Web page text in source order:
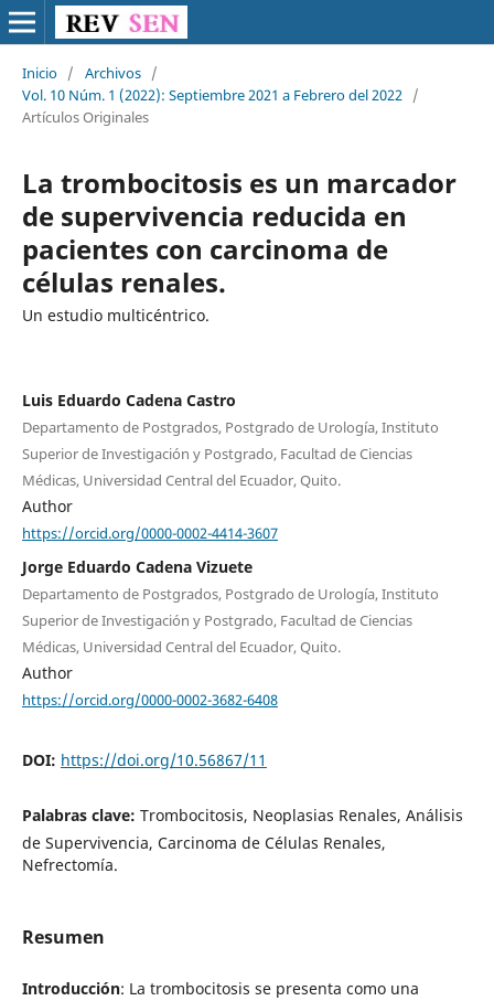
Inicio / Archivos /
Vol. 10 Núm. 1 (2022): Septiembre 2021 a Febrero del 2022 /
Artículos Originales
La trombocitosis es un marcador
de supervivencia reducida en
pacientes con carcinoma de
células renales.
Un estudio multicéntrico.
Luis Eduardo Cadena Castro
Departamento de Postgrados, Postgrado de Urología, Instituto
Superior de Investigación y Postgrado, Facultad de Ciencias
Médicas, Universidad Central del Ecuador, Quito.
Author
https://orcid.org/0000-0002-4414-3607
Jorge Eduardo Cadena Vizuete
Departamento de Postgrados, Postgrado de Urología, Instituto
Superior de Investigación y Postgrado, Facultad de Ciencias
Médicas, Universidad Central del Ecuador, Quito.
Author
https://orcid.org/0000-0002-3682-6408
DOI: https://doi.org/10.56867/11
Palabras clave: Trombocitosis, Neoplasias Renales, Análisis
de Supervivencia, Carcinoma de Células Renales,
Nefrectomía.
Resumen
Introducción: La trombocitosis se presenta como una